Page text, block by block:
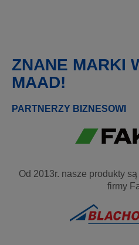
ZNANE MARKI
MAAD!
PARTNERZY BIZNESOWI
Od 2013r. nasze produkty
firmy